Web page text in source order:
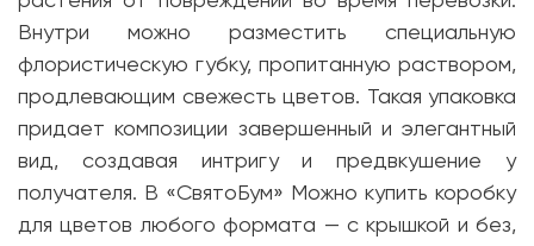
Внутри можно разместить специальную
флористическую губку, пропитанную раствором,
продлевающим свежесть цветов. Такая упаковка
придает композиции завершенный и элегантный
вид, создавая интригу и предвкушение у
получателя. В «СвятоБум» Можно купить коробку
для цветов любого формата — с крышкой и без,